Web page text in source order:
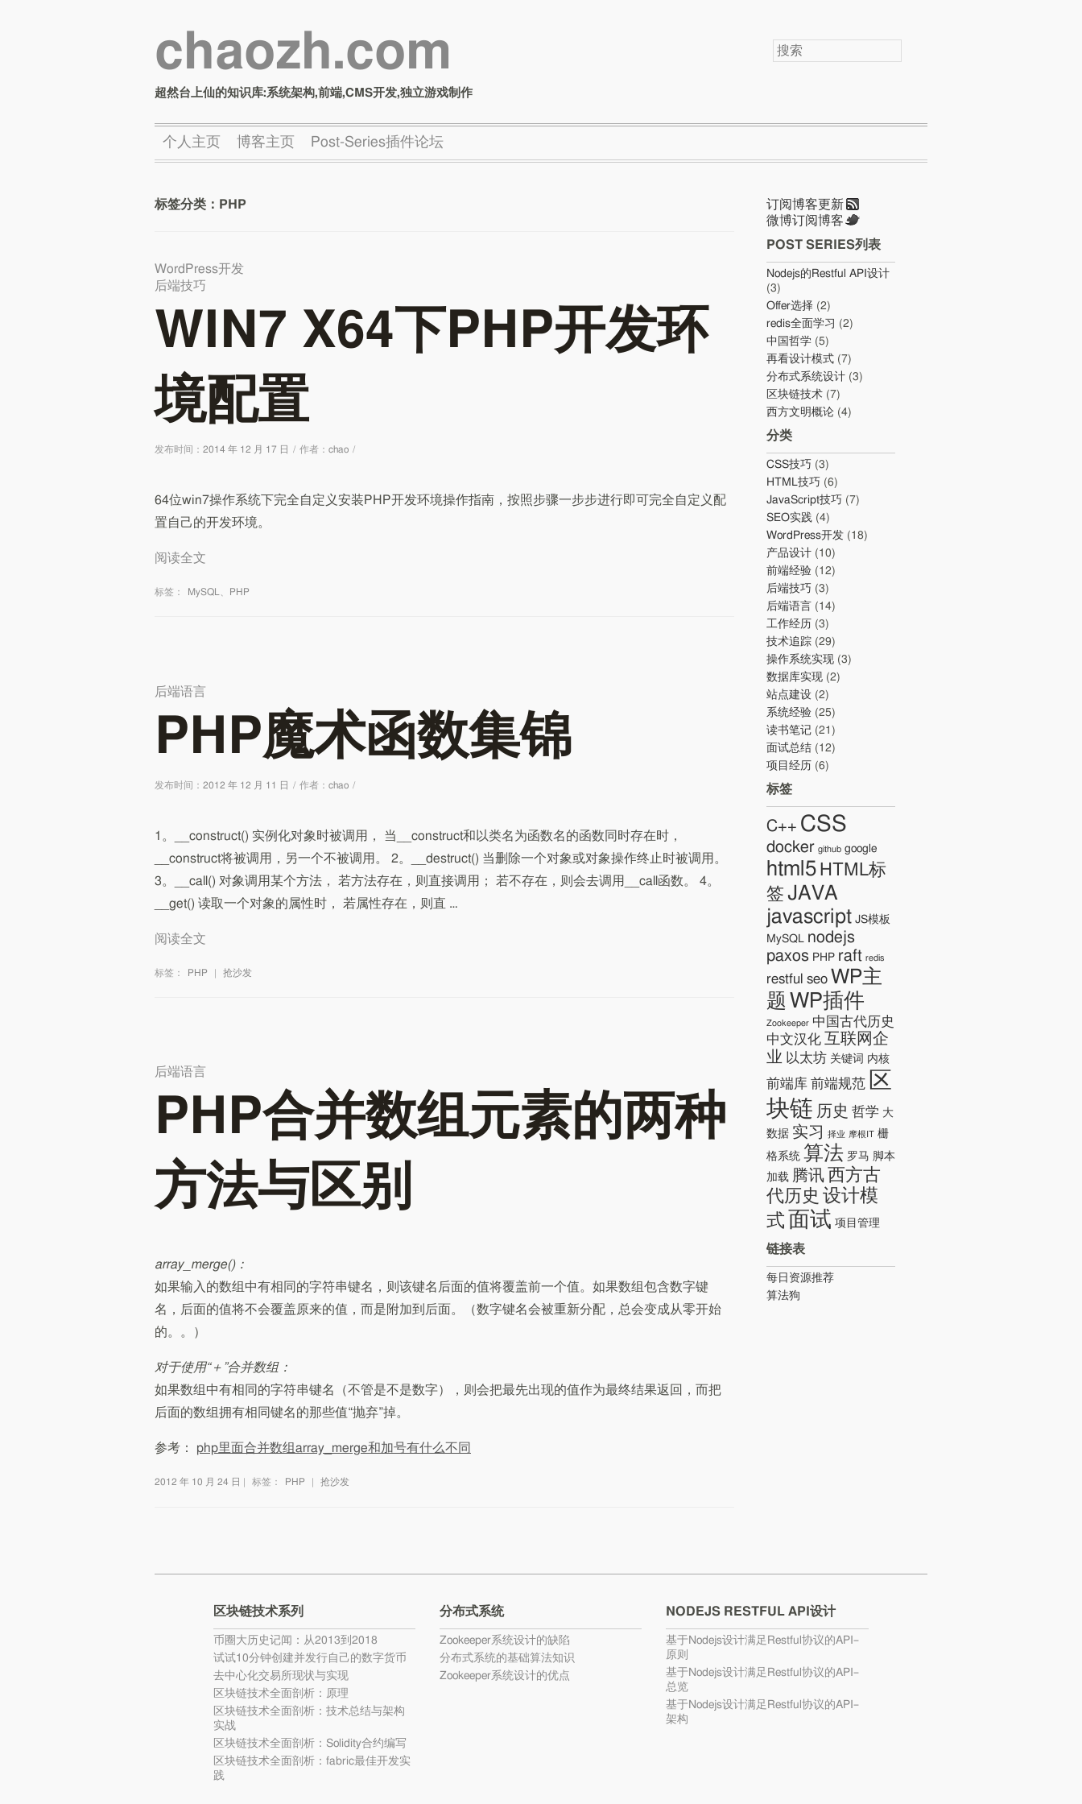
chaozh.com
超然台上仙的知识库:系统架构,前端,CMS开发,独立游戏制作
个人主页 博客主页 Post-Series插件论坛
标签分类： PHP
WordPress开发
后端技巧
WIN7 X64下PHP开发环
境配置
发布时间： 2014 年 12 月 17 日 / 作者： chao /
64位win7操作系统下完全自定义安装PHP开发环境操作指南，按照步骤一步步进行即可完全自定义配
置自己的开发环境。
阅读全文
标签： MySQL PHP
后端语言
PHP魔术函数集锦
发布时间： 2012 年 12 月 11 日 / 作者： chao /
1。__construct() 实例化对象时被调用， 当__construct和以类名为函数名的函数同时存在时，
__construct将被调用，另一个不被调用。 2。__destruct() 当删除一个对象或对象操作终止时被调用。
3。__call() 对象调用某个方法， 若方法存在，则直接调用； 若不存在，则会去调用__call函数。 4。
__get() 读取一个对象的属性时， 若属性存在，则直 …
阅读全文
标签： PHP 抢沙发
后端语言
PHP合并数组元素的两种
方法与区别
array_merge()：
如果输入的数组中有相同的字符串键名，则该键名后面的值将覆盖前一个值。如果数组包含数字键
名，后面的值将不会覆盖原来的值，而是附加到后面。（数字键名会被重新分配，总会变成从零开始
的。。）
对于使用“＋”合并数组：
如果数组中有相同的字符串键名（不管是不是数字），则会把最先出现的值作为最终结果返回，而把
后面的数组拥有相同键名的那些值“抛弃”掉。
参考： php里面合并数组array_merge和加号有什么不同
2012 年 10 月 24 日 标签： PHP 抢沙发
订阅博客更新
微博订阅博客
POST SERIES列表
Nodejs的Restful API设计
(3)
Offer选择 (2)
redis全面学习 (2)
中国哲学 (5)
再看设计模式 (7)
分布式系统设计 (3)
区块链技术 (7)
西方文明概论 (4)
分类
CSS技巧 (3)
HTML技巧 (6)
JavaScript技巧 (7)
SEO实践 (4)
WordPress开发 (18)
产品设计 (10)
前端经验 (12)
后端技巧 (3)
后端语言 (14)
工作经历 (3)
技术追踪 (29)
操作系统实现 (3)
数据库实现 (2)
站点建设 (2)
系统经验 (25)
读书笔记 (21)
面试总结 (12)
项目经历 (6)
标签
C++ CSS
docker github google
html5 HTML标
签 JAVA
javascript JS模板
MySQL nodejs
paxos PHP raft redis
restful seo WP主
题 WP插件
Zookeeper 中国古代历史
中文汉化 互联网企
业 以太坊 关键词 内核
前端库 前端规范 区
块链 历史 哲学 大
数据 实习 择业 摩根IT 栅
格系统 算法 罗马 脚本
加载 腾讯 西方古
代历史 设计模
式 面试 项目管理
链接表
每日资源推荐
算法狗
区块链技术系列
币圈大历史记闻：从2013到2018
试试10分钟创建并发行自己的数字货币
去中心化交易所现状与实现
区块链技术全面剖析：原理
区块链技术全面剖析：技术总结与架构
实战
区块链技术全面剖析：Solidity合约编写
区块链技术全面剖析：fabric最佳开发实
践
分布式系统
Zookeeper系统设计的缺陷
分布式系统的基础算法知识
Zookeeper系统设计的优点
NODEJS RESTFUL API设计
基于Nodejs设计满足Restful协议的API–
原则
基于Nodejs设计满足Restful协议的API–
总览
基于Nodejs设计满足Restful协议的API–
架构